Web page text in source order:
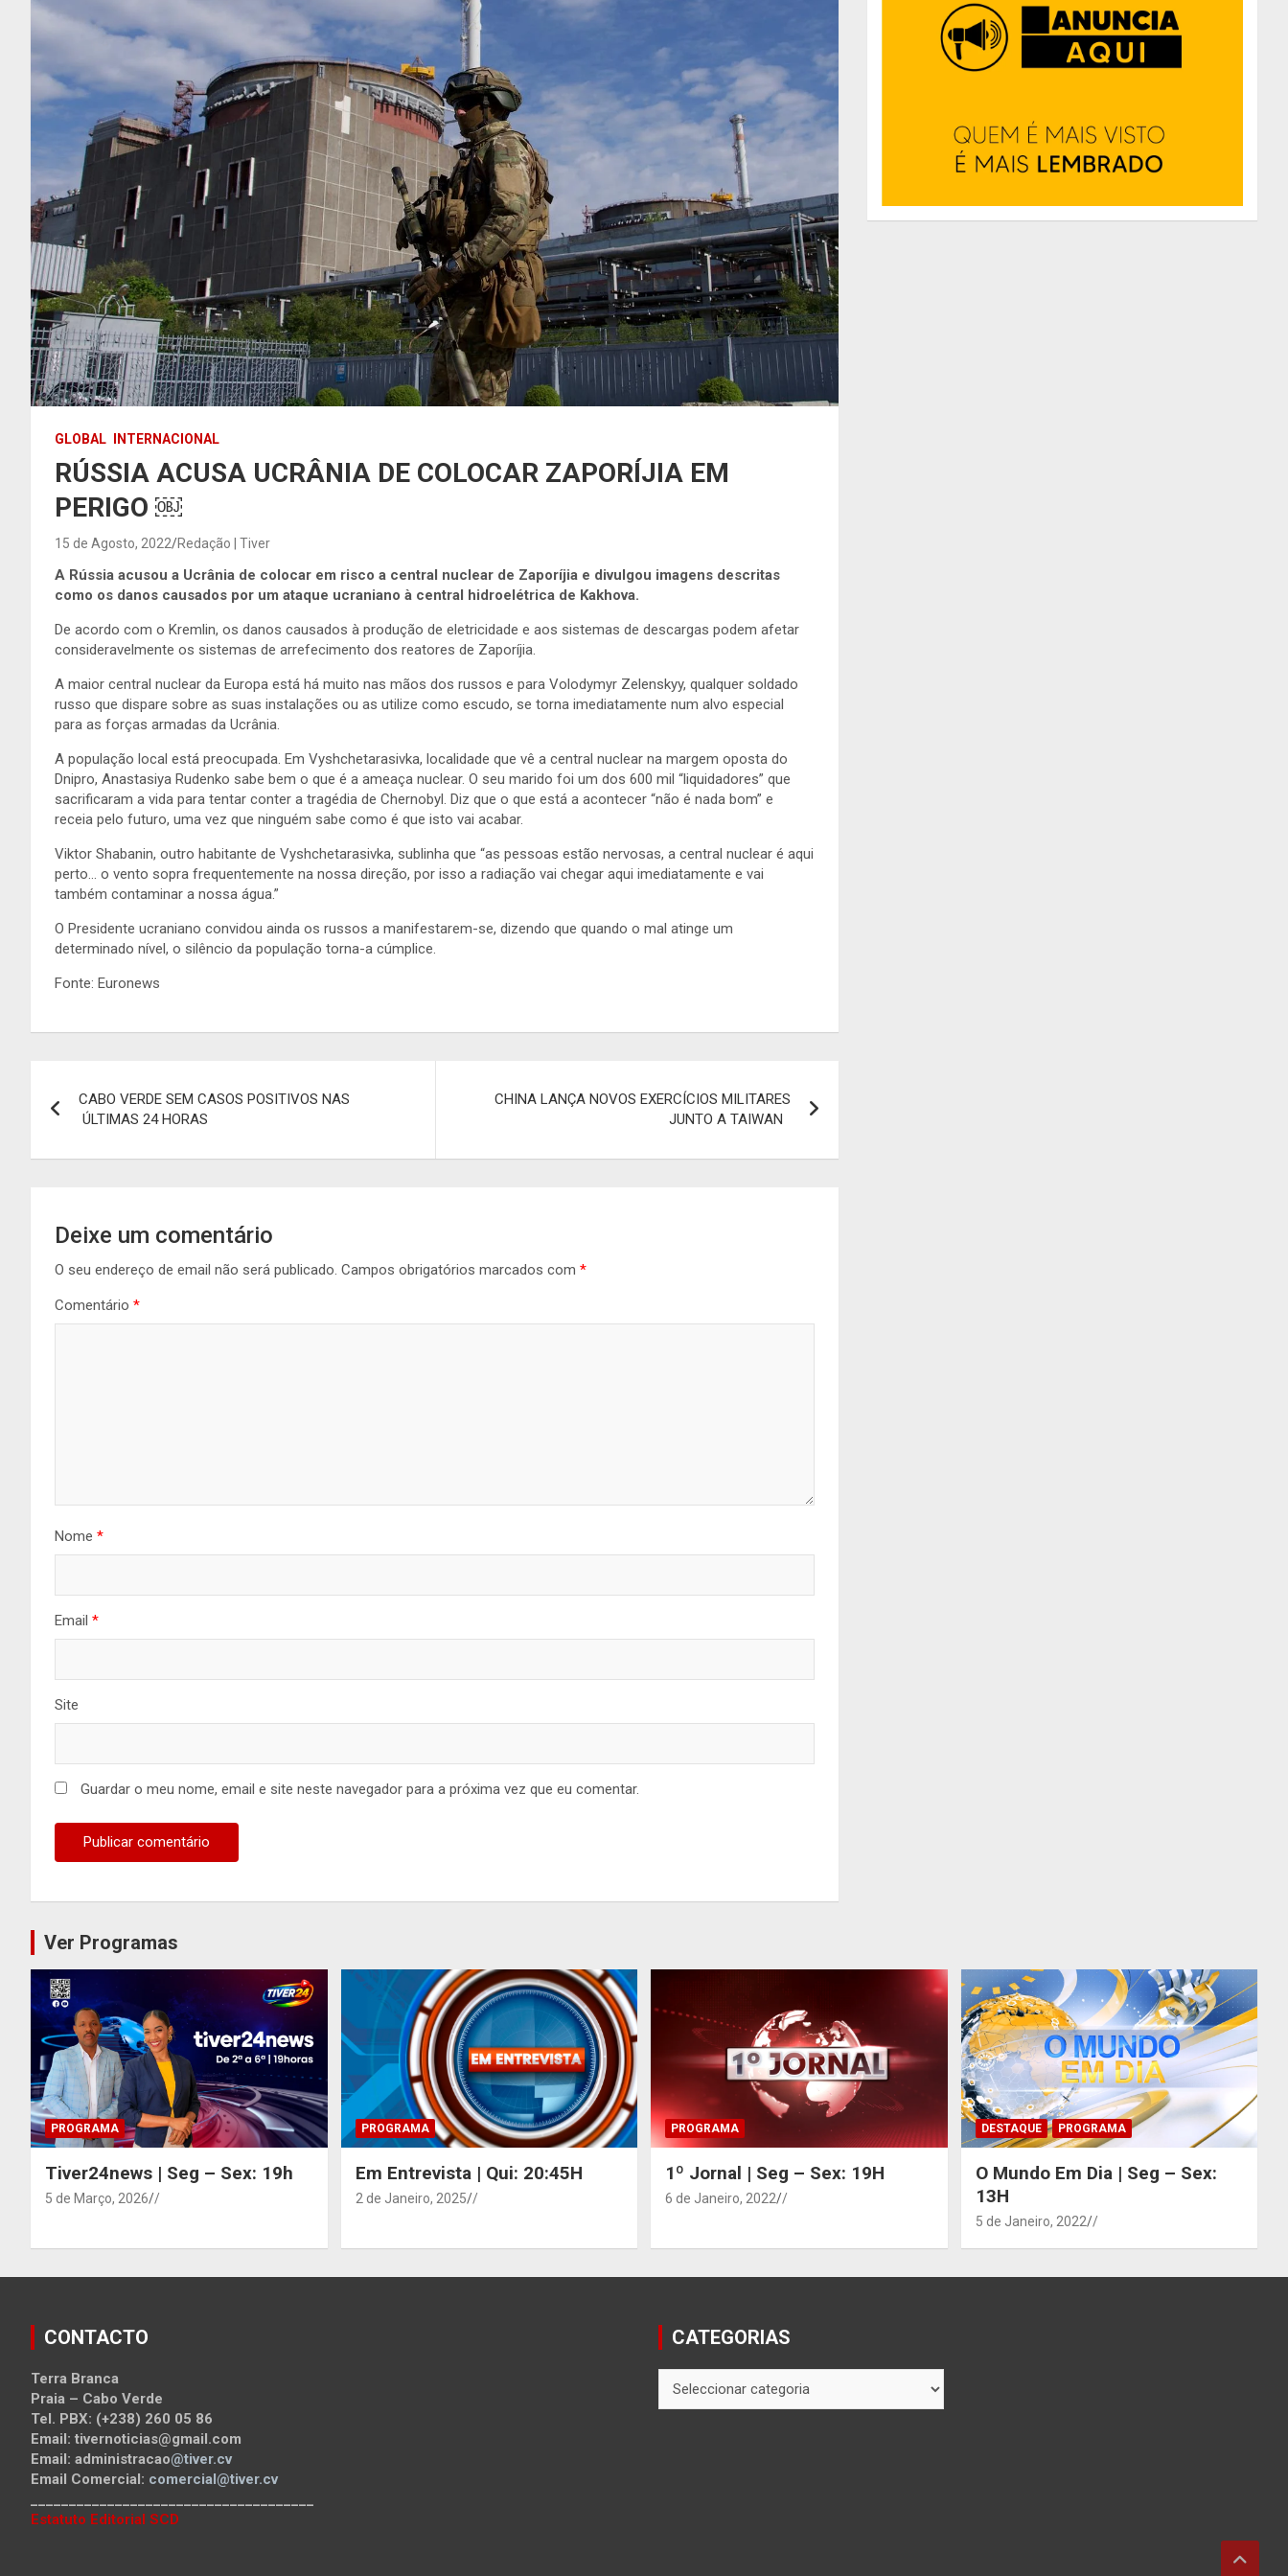
GLOBAL INTERNACIONAL
RÚSSIA ACUSA UCRÂNIA DE COLOCAR ZAPORÍJIA EM
PERIGO ￼
15 de Agosto, 2022 Redação | Tiver
A Rússia acusou a Ucrânia de colocar em risco a central nuclear de Zaporíjia e divulgou imagens descritas
como os danos causados por um ataque ucraniano à central hidroelétrica de Kakhova.
De acordo com o Kremlin, os danos causados à produção de eletricidade e aos sistemas de descargas podem afetar
consideravelmente os sistemas de arrefecimento dos reatores de Zaporíjia.
A maior central nuclear da Europa está há muito nas mãos dos russos e para Volodymyr Zelenskyy, qualquer soldado
russo que dispare sobre as suas instalações ou as utilize como escudo, se torna imediatamente num alvo especial
para as forças armadas da Ucrânia.
A população local está preocupada. Em Vyshchetarasivka, localidade que vê a central nuclear na margem oposta do
Dnipro, Anastasiya Rudenko sabe bem o que é a ameaça nuclear. O seu marido foi um dos 600 mil “liquidadores” que
sacrificaram a vida para tentar conter a tragédia de Chernobyl. Diz que o que está a acontecer “não é nada bom” e
receia pelo futuro, uma vez que ninguém sabe como é que isto vai acabar.
Viktor Shabanin, outro habitante de Vyshchetarasivka, sublinha que “as pessoas estão nervosas, a central nuclear é aqui
perto… o vento sopra frequentemente na nossa direção, por isso a radiação vai chegar aqui imediatamente e vai
também contaminar a nossa água.”
O Presidente ucraniano convidou ainda os russos a manifestarem-se, dizendo que quando o mal atinge um
determinado nível, o silêncio da população torna-a cúmplice.
Fonte: Euronews
de
artigos
CABO VERDE SEM CASOS POSITIVOS NAS
ÚLTIMAS 24 HORAS
CHINA LANÇA NOVOS EXERCÍCIOS MILITARES
JUNTO A TAIWAN
Deixe um comentário
O seu endereço de email não será publicado. Campos obrigatórios marcados com *
Comentário *
Nome *
Email *
Site
Guardar o meu nome, email e site neste navegador para a próxima vez que eu comentar.
Ver Programas
PROGRAMA
Tiver24news | Seg – Sex: 19h
5 de Março, 2026 /
PROGRAMA
Em Entrevista | Qui: 20:45H
2 de Janeiro, 2025 /
PROGRAMA
1º Jornal | Seg – Sex: 19H
6 de Janeiro, 2022 /
DESTAQUE PROGRAMA
O Mundo Em Dia | Seg – Sex:
13H
5 de Janeiro, 2022 /
CONTACTO
Terra Branca
Praia – Cabo Verde
Tel. PBX: (+238) 260 05 86
Email: tivernoticias@gmail.com
Email: administracao@tiver.cv
Email Comercial: comercial@tiver.cv
Estatuto Editorial SCD
CATEGORIAS